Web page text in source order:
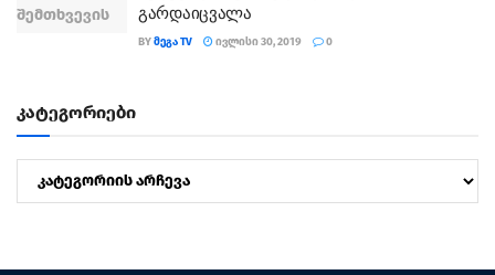
გარდაიცვალა
BYᲛᲔᲒᲐ TV ᲘᲕᲚᲘᲡᲘ 30, 2019 0
კატეგორიები
კატეგორიები